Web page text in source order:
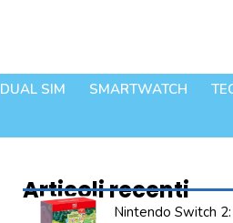
DUAL SIM SMARTWATCH
Articoli recenti
Nintendo Switch